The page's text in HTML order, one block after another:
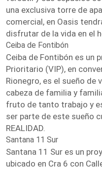
una exclusiva torre de
comercial, en Oasis
disfrutar de la vida en el
Ceiba de Fontibón
Ceiba de Fontibón es un
Prioritario (VIP), en
Rionegro, es el sueño de
cabeza de familia y
fruto de tanto trabajo y
ser parte de este sueño
REALIDAD.
Santana 11 Sur
Santana 11 Sur es un
ubicado en Cra 6 con